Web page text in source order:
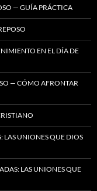
— GUÍA PRÁCTICA
EN EL DÍA DE
— CÓMO AFRONTAR
LAS UNIONES QUE DIOS
LAS UNIONES QUE